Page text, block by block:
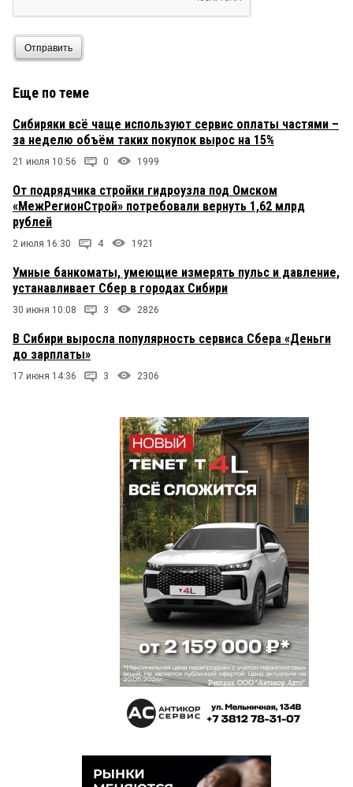
Отправить
Еще по теме
Сибиряки всё чаще используют сервис оплаты частями –
за неделю объём таких покупок вырос на 15%
21 июля 10:56 0 1999
От подрядчика стройки гидроузла под Омском
«МежРегионСтрой» потребовали вернуть 1,62 млрд
рублей
2 июля 16:30 4 1921
Умные банкоматы, умеющие измерять пульс и давление,
устанавливает Сбер в городах Сибири
30 июня 10:08 3 2826
В Сибири выросла популярность сервиса Сбера «Деньги
до зарплаты»
17 июня 14:36 3 2306